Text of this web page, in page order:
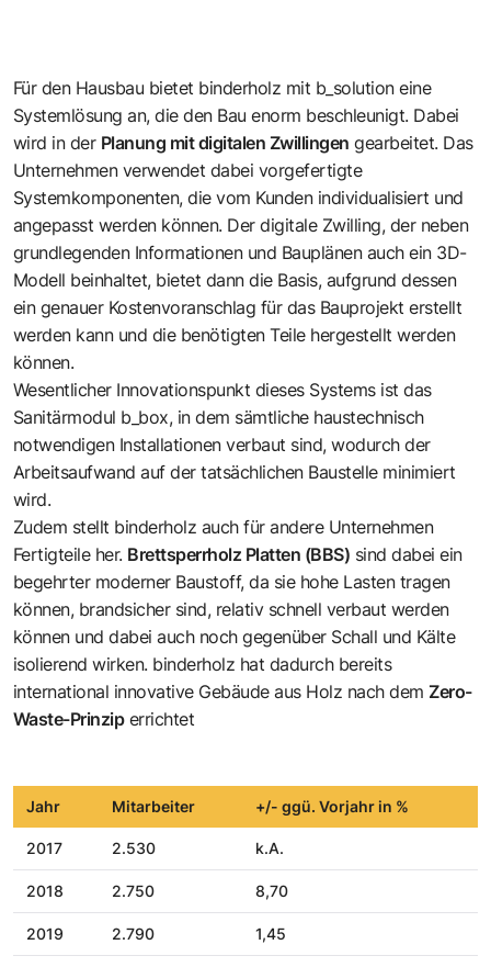
Für den Hausbau bietet binderholz mit b_solution eine
Systemlösung an, die den Bau enorm beschleunigt. Dabei
wird in der Planung mit digitalen Zwillingen gearbeitet. Das
Unternehmen verwendet dabei vorgefertigte
Systemkomponenten, die vom Kunden individualisiert und
angepasst werden können. Der digitale Zwilling, der neben
grundlegenden Informationen und Bauplänen auch ein 3D-
Modell beinhaltet, bietet dann die Basis, aufgrund dessen
ein genauer Kostenvoranschlag für das Bauprojekt erstellt
werden kann und die benötigten Teile hergestellt werden
können.
Wesentlicher Innovationspunkt dieses Systems ist das
Sanitärmodul b_box, in dem sämtliche haustechnisch
notwendigen Installationen verbaut sind, wodurch der
Arbeitsaufwand auf der tatsächlichen Baustelle minimiert
wird.
Zudem stellt binderholz auch für andere Unternehmen
Fertigteile her. Brettsperrholz Platten (BBS) sind dabei ein
begehrter moderner Baustoff, da sie hohe Lasten tragen
können, brandsicher sind, relativ schnell verbaut werden
können und dabei auch noch gegenüber Schall und Kälte
isolierend wirken. binderholz hat dadurch bereits
international innovative Gebäude aus Holz nach demZero-
Waste-Prinziperrichtet
Jahr Mitarbeiter +/- ggü. Vorjahr in %
2017 2.530 k.A.
2018 2.750 8,70
2019 2.790 1,45